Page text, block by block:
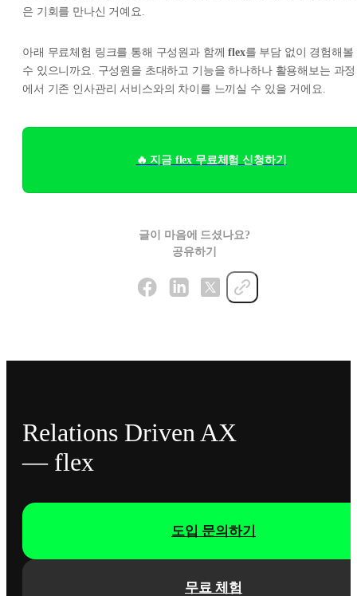
은 기회를 만나신 거예요.
아래 무료체험 링크를 통해 구성원과 함께flex를 부담 없이 경험해볼
수 있으니까요. 구성원을 초대하고 기능을 하나하나 활용해보는 과정
에서 기존 인사관리 서비스와의 차이를 느끼실 수 있을 거에요.
🔥 지금 flex 무료체험 신청하기
글이 마음에 드셨나요?
공유하기
Relations Driven AX
— flex
무료 체험
도입 문의하기